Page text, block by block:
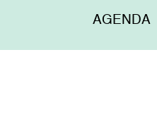
Menú
AGENDA